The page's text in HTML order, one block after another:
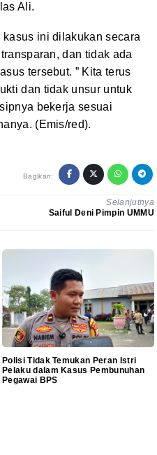
Ali.
kasus ini dilakukan secara
dan tidak ada
tersebut. ” Kita terus
dan tidak unsur untuk
bekerja sesuai
(Emis/red).
Bagikan:
Selanjutnya
Saiful Deni Pimpin UMMU
Polisi Tidak Temukan Peran Istri
Pelaku dalam Kasus Pembunuhan
Pegawai BPS